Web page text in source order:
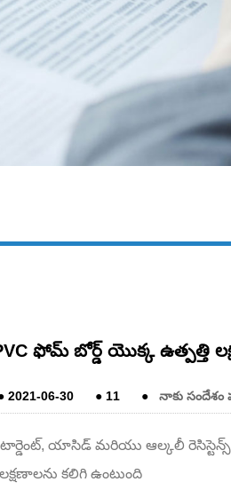
ఫోమ్ బోర్డ్ యొక్క ఉత్పత్తి
2021-06-30 ● 11 ● నాకు సందేశం
యాసిడ్ మరియు ఆల్కలీ
కలిగి ఉంటుంది